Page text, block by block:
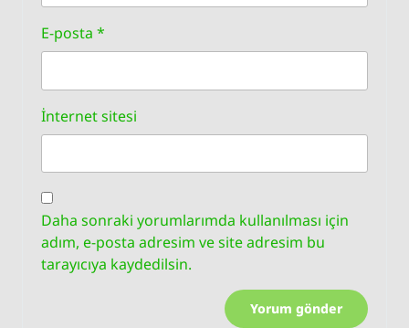
E-posta *
İnternet sitesi
Daha sonraki yorumlarımda kullanılması için
adım, e-posta adresim ve site adresim bu
tarayıcıya kaydedilsin.